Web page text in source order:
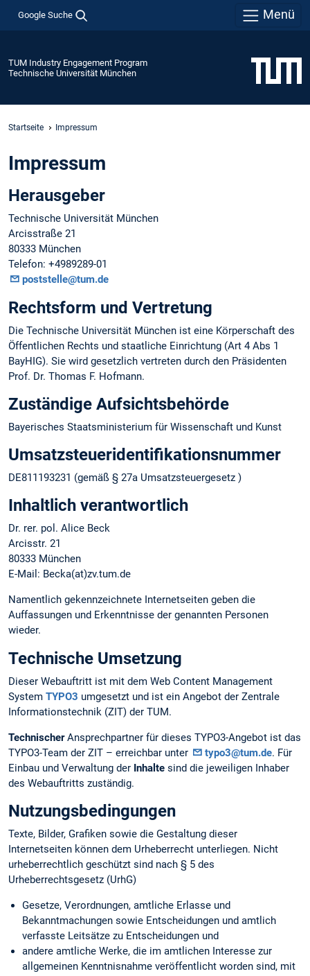
Google Suche Menü
TUM Industry Engagement Program
Technische Universität München
Startseite Impressum
Impressum
Herausgeber
Technische Universität München
Arcisstraße 21
80333 München
Telefon: +4989289-01
poststelle@tum.de
Rechtsform und Vertretung
Die Technische Universität München ist eine Körperschaft des
Öffentlichen Rechts und staatliche Einrichtung (Art 4 Abs 1
BayHIG). Sie wird gesetzlich vertreten durch den Präsidenten
Prof. Dr. Thomas F. Hofmann.
Zuständige Aufsichtsbehörde
Bayerisches Staatsministerium für Wissenschaft und Kunst
Umsatzsteuer­identifikations­nummer
DE811193231 (gemäß § 27a Umsatzsteuergesetz )
Inhaltlich verantwortlich
Dr. rer. pol. Alice Beck
Arcisstr. 21
80333 München
E-Mail: Becka(at)zv.tum.de
Namentlich gekennzeichnete Internetseiten geben die
Auffassungen und Erkenntnisse der genannten Personen
wieder.
Technische Umsetzung
Dieser Webauftritt ist mit dem Web Content Management
System TYPO3 umgesetzt und ist ein Angebot der Zentrale
Informationstechnik (ZIT) der TUM.
TechnischerAnsprechpartner für dieses TYPO3-Angebot ist das
TYPO3-Team der ZIT – erreichbar unter
typo3@tum.de. Für
Einbau und Verwaltung der Inhalte sind die jeweiligen Inhaber
des Webauftritts zuständig.
Nutzungsbedingungen
Texte, Bilder, Grafiken sowie die Gestaltung dieser
Internetseiten können dem Urheberrecht unterliegen. Nicht
urheberrechtlich geschützt sind nach § 5 des
Urheberrechtsgesetz (UrhG)
Gesetze, Verordnungen, amtliche Erlasse und
Bekanntmachungen sowie Entscheidungen und amtlich
verfasste Leitsätze zu Entscheidungen und
andere amtliche Werke, die im amtlichen Interesse zur
allgemeinen Kenntnisnahme veröffentlicht worden sind, mit